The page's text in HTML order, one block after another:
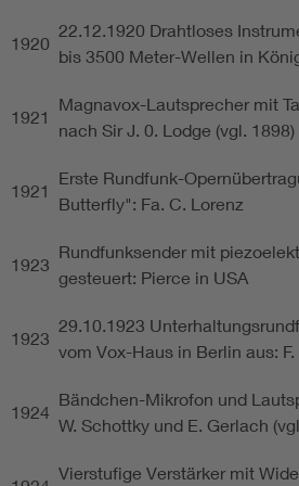
1920
22.12.1920 Drahtloses
bis 3500 Meter-Wellen in
1921
Magnavox-Lautsprecher mit
nach Sir J. 0. Lodge (vgl. 1898)
1921
Erste Rundfunk-
Butterfly": Fa. C. Lorenz
1923
Rundfunksender mit
gesteuert: Pierce in USA
1923
29.10.1923
vom Vox-Haus in Berlin aus:
1924
Bändchen-Mikrofon und
W. Schottky und E. Gerlach
Vierstufige Verstärker mit